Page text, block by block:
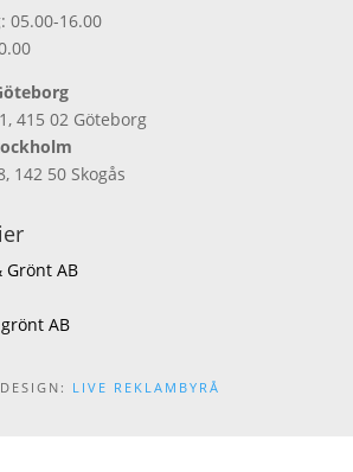
05.00-16.00
415 02 Göteborg
142 50 Skogås
Grönt AB
AB
LIVE REKLAMBYRÅ